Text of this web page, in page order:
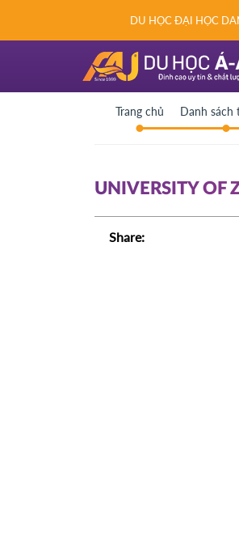
DU HỌC ĐẠI HỌC
Trang chủ Danh sách
UNIVERSITY OF
Share: